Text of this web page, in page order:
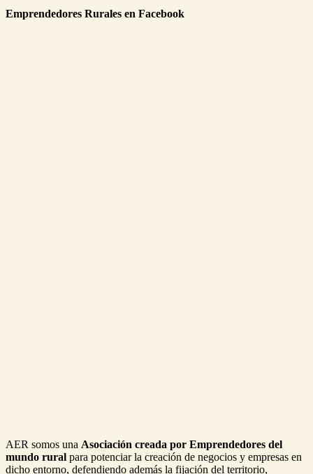
Emprendedores Rurales en Facebook
AER somos una Asociación creada por Emprendedores del
mundo rural para potenciar la creación de negocios y empresas en
dicho entorno, defendiendo además la fijación del territorio,